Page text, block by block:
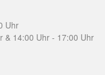
Uhr
& 14:00 Uhr - 17:00 Uhr